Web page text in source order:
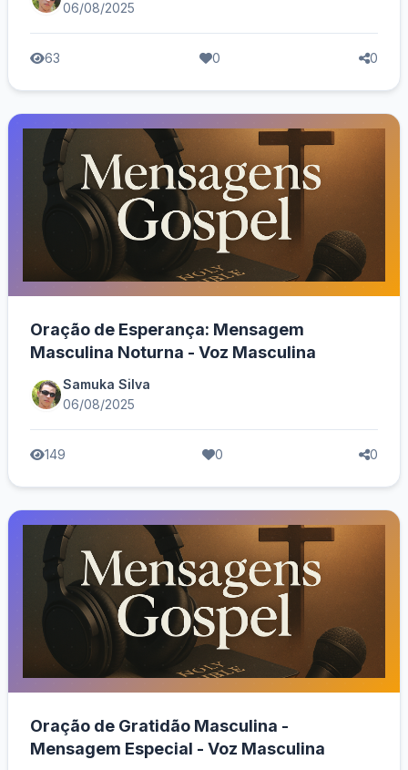
06/08/2025
63 0 0
Oração de Esperança: Mensagem
Masculina Noturna - Voz Masculina
Samuka Silva
06/08/2025
149 0 0
Oração de Gratidão Masculina -
Mensagem Especial - Voz Masculina